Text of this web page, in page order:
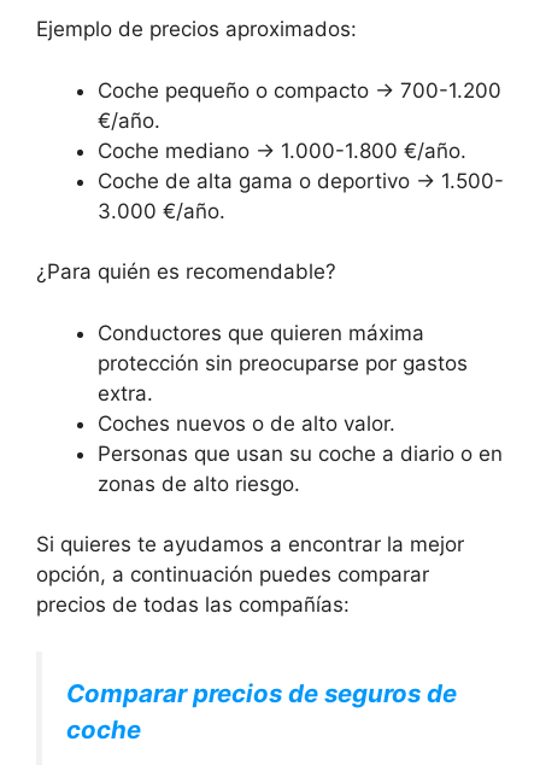
Ejemplo de precios aproximados:
Coche pequeño o compacto → 700-1.200
€/año.
Coche mediano → 1.000-1.800 €/año.
Coche de alta gama o deportivo → 1.500-
3.000 €/año.
¿Para quién es recomendable?
Conductores que quieren máxima
protección sin preocuparse por gastos
extra.
Coches nuevos o de alto valor.
Personas que usan su coche a diario o en
zonas de alto riesgo.
Si quieres te ayudamos a encontrar la mejor
opción, a continuación puedes comparar
precios de todas las compañías:
Comparar precios de seguros de
coche